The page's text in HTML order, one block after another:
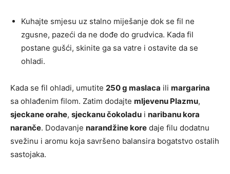
Kuhajte smjesu uz stalno miješanje dok se fil ne
zgusne, pazeći da ne dođe do grudvica. Kada fil
postane gušći, skinite ga sa vatre i ostavite da se
ohladi.
Kada se fil ohladi, umutite 250 g maslaca ili margarina
sa ohlađenim filom. Zatim dodajte mljevenu Plazmu,
sjeckane orahe, sjeckanu čokoladu i naribanu kora
naranče. Dodavanje narandžine kore daje filu dodatnu
svežinu i aromu koja savršeno balansira bogatstvo ostalih
sastojaka.